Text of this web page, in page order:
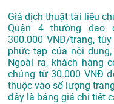
Giá dịch thuật tài liệu
Quận 4 thường dao
300.000 VNĐ/trang,
phức tạp của nội
Ngoài ra, khách hàng
chứng từ 30.000 VNĐ
thuộc vào số lượng
đây là bảng giá chi tiết